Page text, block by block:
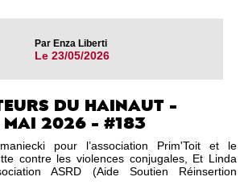
Par Enza Liberti
Le 23/05/2026
DU HAINAUT -
MAI 2026 - #183
pour l’association Prim'Toit et le
contre les violences conjugales, Et Linda
ASRD (Aide Soutien Réinsertion